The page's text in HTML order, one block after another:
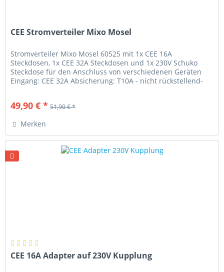
CEE Stromverteiler Mixo Mosel
Stromverteiler Mixo Mosel 60525 mit 1x CEE 16A
Steckdosen, 1x CEE 32A Steckdosen und 1x 230V Schuko
Steckdose für den Anschluss von verschiedenen Geräten
Eingang: CEE 32A Absicherung: T10A - nicht rückstellend-
49,90 € * 51,90 € *
Merken
CEE 16A Adapter auf 230V Kupplung